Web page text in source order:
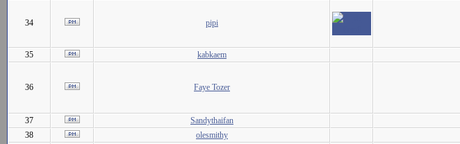
34 pipi
35 kabkaem
36 Faye Tozer
37 Sandythaifan
38
olesmithy